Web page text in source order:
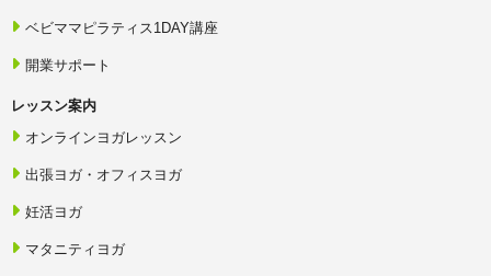
ベビママピラティス1DAY講座
開業サポート
レッスン案内
オンラインヨガレッスン
出張ヨガ・オフィスヨガ
妊活ヨガ
マタニティヨガ